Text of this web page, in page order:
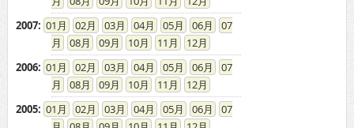
01 02 03 04 05 06
07
08
09 10 11
12
01 02 03 04 05 06
07
08
09 10 11
12
01 02 03 04 05 06
07
08
09 10 11
12